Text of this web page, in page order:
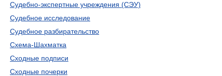
Судебно-экспертные учреждения (СЭУ)
Судебное исследование
Судебное разбирательство
Схема-Шахматка
Сходные подписи
Сходные почерки